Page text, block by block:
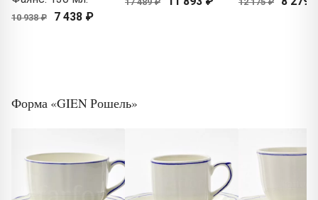
10 938 ₽ 7 438 ₽
Форма «GIEN Рошель»